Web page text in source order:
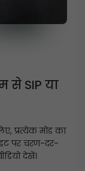
से SIP या
प्रत्येक मोड का
पर चरण-दर-
देखें।